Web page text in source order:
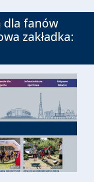
dla fanów
zakładka: